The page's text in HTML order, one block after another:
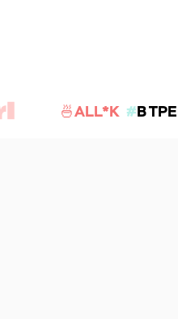
🍜ALL*K В